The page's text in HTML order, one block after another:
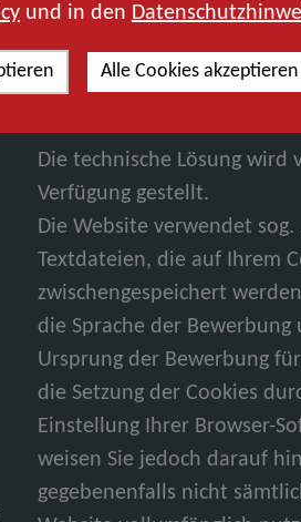
Offenlegung:
www.brz-jobs.atist die
Die technische Lösung wird
Verfügung gestellt.
Die Website verwendet sog.
Textdateien, die auf Ihrem
zwischengespeichert
die Sprache der
Ursprung der Bewerbung
die Setzung der Cookies
Einstellung Ihrer Browser-
weisen Sie jedoch darauf
gegebenenfalls nicht
und in den
Alle Cookies akzeptieren